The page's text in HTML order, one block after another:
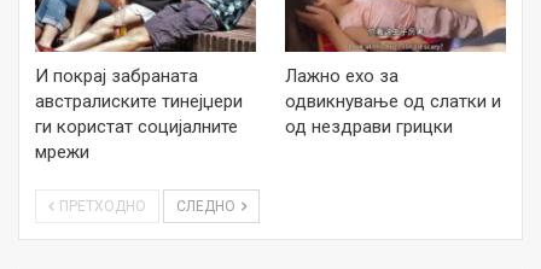
И покрај забраната
австралиските тинејџери
ги користат социјалните
мрежи
Лажно ехо за
одвикнување од слатки и
од нездрави грицки
ПРЕТХОДНО СЛЕДНО